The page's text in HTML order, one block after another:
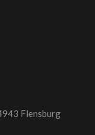
Flensburg